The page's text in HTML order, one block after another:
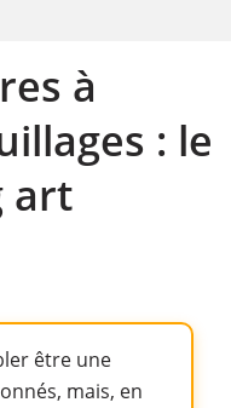
à
: le
art
être une
mais, en